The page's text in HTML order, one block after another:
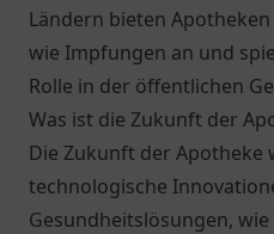
Ländern bieten
wie Impfungen an und
Rolle in der öffentlichen
Was ist die Zukunft der
Die Zukunft der
technologische
Gesundheitslösungen,